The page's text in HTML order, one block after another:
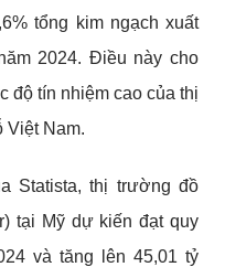
tổng kim ngạch xuất
2024. Điều này cho
độ tín nhiệm cao của thị
Việt Nam.
Statista, thị trường đồ
tại Mỹ dự kiến đạt quy
và tăng lên 45,01 tỷ